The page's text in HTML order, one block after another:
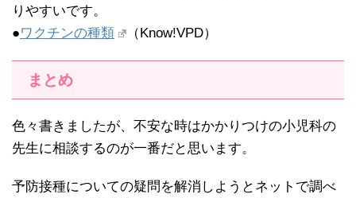
りやすいです。
●ワクチンの種類 （Know!VPD）
まとめ
色々書きましたが、不安な時はかかりつけの小児科の
先生に相談するのが一番だと思います。
予防接種についての疑問を解消しようとネットで調べ